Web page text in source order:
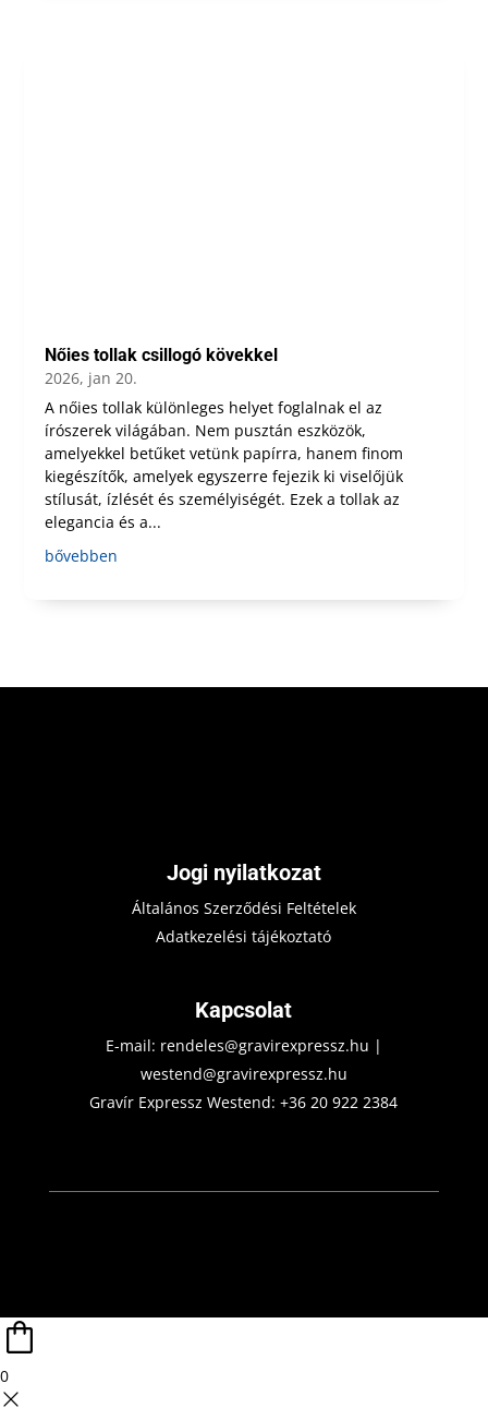
Nőies tollak csillogó kövekkel
2026, jan 20.
A nőies tollak különleges helyet foglalnak el az
írószerek világában. Nem pusztán eszközök,
amelyekkel betűket vetünk papírra, hanem finom
kiegészítők, amelyek egyszerre fejezik ki viselőjük
stílusát, ízlését és személyiségét. Ezek a tollak az
elegancia és a...
bővebben
Jogi nyilatkozat
Általános Szerződési Feltételek
Adatkezelési tájékoztató
Kapcsolat
E-mail: rendeles@gravirexpressz.hu |
westend@gravirexpressz.hu
Gravír Expressz Westend:+36 20 922 2384
0